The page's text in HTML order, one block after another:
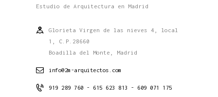
Estudio de Arquitectura en Madrid
Glorieta Virgen de las nieves 4, local
1, C.P.28660
Boadilla del Monte, Madrid
info@2m-arquitectos.com
919 289 760 - 615 623 813 - 609 071 175